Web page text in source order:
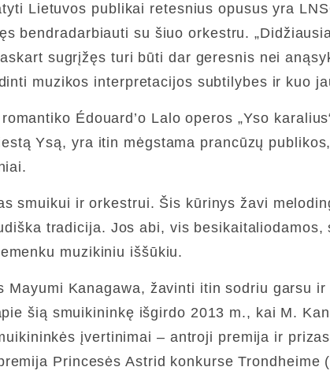
Lietuvos publikai retesnius opusus yra
bendradarbiauti su šiuo orkestru.
sugrįžęs turi būti dar geresnis nei
muzikos interpretacijos subtilybes ir kuo
Édouard’o Lalo operos „Yso
Ysą, yra itin mėgstama prancūzų
smuikui ir orkestrui. Šis kūrinys žavi
tradicija. Jos abi, vis
muzikiniu iššūkiu.
Kanagawa, žavinti itin sodriu garsu
šią smuikininkę išgirdo 2013 m., kai M.
įvertinimai – antroji premija ir
Princesės Astrid konkurse Trondheime